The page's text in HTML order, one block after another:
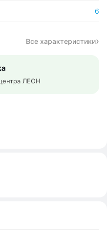
6
Все характеристики
ЛЕОН